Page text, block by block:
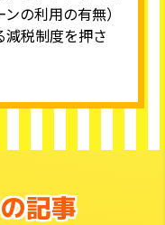
の利用の有無）
税制度を押さ
記事